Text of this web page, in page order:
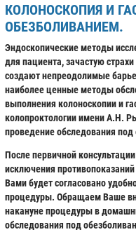
КОЛОНОСКОПИЯ И
ОБЕЗБОЛИВАНИЕМ.
Эндоскопические методы
для пациента, зачастую
создают непреодолимые
наиболее ценные методы
выполнения колоноскопии и
колопроктологии имени А.Н.
проведение обследования
После первичной
исключения
Вами будет согласовано
процедуры. Обращаем Ваше
накануне процедуры в
обследования под